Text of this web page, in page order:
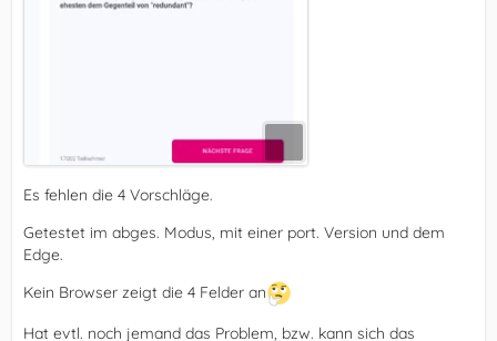
Es fehlen die 4 Vorschläge.
Getestet im abges. Modus, mit einer port. Version und dem
Edge.
Kein Browser zeigt die 4 Felder an
Hat evtl. noch jemand das Problem, bzw. kann sich das